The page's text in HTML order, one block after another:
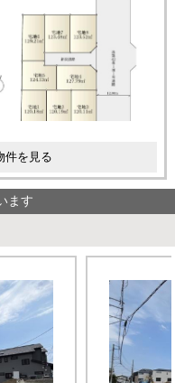
件を見る
ます